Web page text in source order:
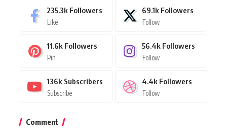
235.3k Followers
Like
69.1k Followers
Follow
11.6k Followers
Pin
56.4k Followers
Follow
136k Subscribers
Subscribe
4.4k Followers
Follow
Comment